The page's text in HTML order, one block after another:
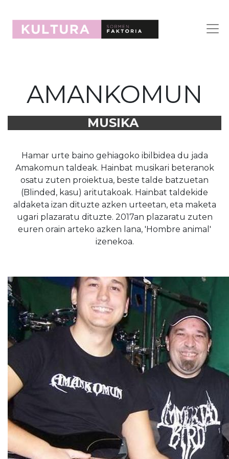
AMANKOMUN
MUSIKA
Hamar urte baino gehiagoko ibilbidea du jada
Amakomun taldeak. Hainbat musikari beteranok
osatu zuten proiektua, beste talde batzuetan
(Blinded, kasu) aritutakoak. Hainbat taldekide
aldaketa izan dituzte azken urteetan, eta maketa
ugari plazaratu dituzte. 2017an plazaratu zuten
euren orain arteko azken lana, 'Hombre animal'
izenekoa.